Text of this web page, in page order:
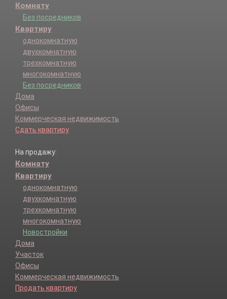
Комнату
Без посредников
Квартиру
однокомнатную
двухкомнатную
трехкомнатную
многокомнатную
Без посредников
Дома
Офисы
Коммерческая недвижимость
Сдать квартиру
На продажу:
Комнату
Квартиру
однокомнатную
двухкомнатную
трехкомнатную
многокомнатную
Новостройки
Дома
Участок
Офисы
Коммерческая недвижимость
Продать квартиру